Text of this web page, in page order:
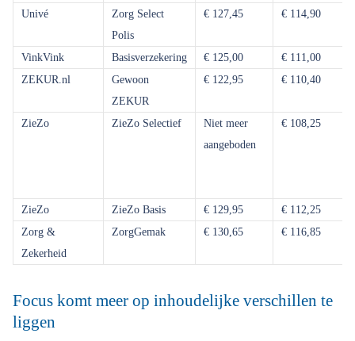
Univé
Zorg Select
Polis
€ 127,45 € 114,90
VinkVink Basisverzekering € 125,00
€ 111,00
ZEKUR.nl
Gewoon
ZEKUR
€ 122,95 € 110,40
ZieZo ZieZo Selectief
Niet meer
aangeboden
€ 108,25
ZieZo ZieZo Basis € 129,95
€ 112,25
Zorg &
Zekerheid
ZorgGemak € 130,65 € 116,85
Focus komt meer op inhoudelijke verschillen te
liggen